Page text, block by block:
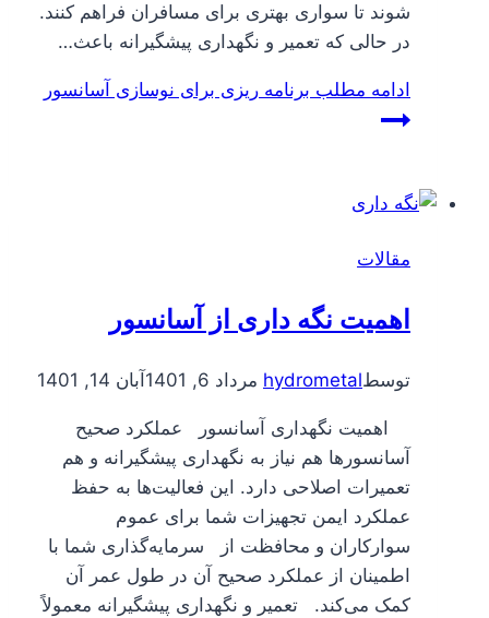
شوند تا سواری بهتری برای مسافران فراهم کنند.
در حالی که تعمیر و نگهداری پیشگیرانه باعث…
ادامه مطلب برنامه ریزی برای نوسازی آسانسور
مقالات
اهمیت نگه داری از آسانسور
توسطhydrometal مرداد 6, 1401 آبان 14, 1401
اهمیت نگهداری آسانسور عملکرد صحیح
آسانسورها هم نیاز به نگهداری پیشگیرانه و هم
تعمیرات اصلاحی دارد. این فعالیت‌ها به حفظ
عملکرد ایمن تجهیزات شما برای عموم
سوارکاران و محافظت از سرمایه‌گذاری شما با
اطمینان از عملکرد صحیح آن در طول عمر آن
کمک می‌کند. تعمیر و نگهداری پیشگیرانه معمولاً